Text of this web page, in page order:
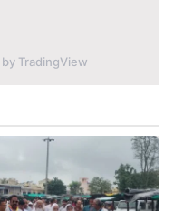
by TradingView